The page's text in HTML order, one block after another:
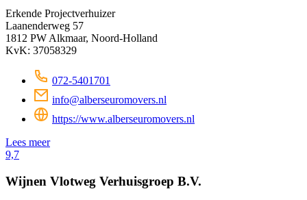
Erkende Projectverhuizer
Laanenderweg 57
1812 PW Alkmaar, Noord-Holland
KvK: 37058329
072-5401701
info@alberseuromovers.nl
https://www.alberseuromovers.nl
Lees meer
9,7
Wijnen Vlotweg Verhuisgroep B.V.